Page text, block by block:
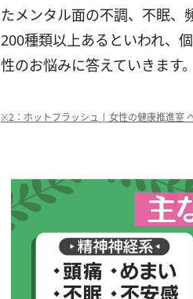
たメンタル面の不調、不眠、
200種類以上あるといわれ、
性のお悩みに答えていきます。
※2：ホットフラッシュ | 女性の健康推進室